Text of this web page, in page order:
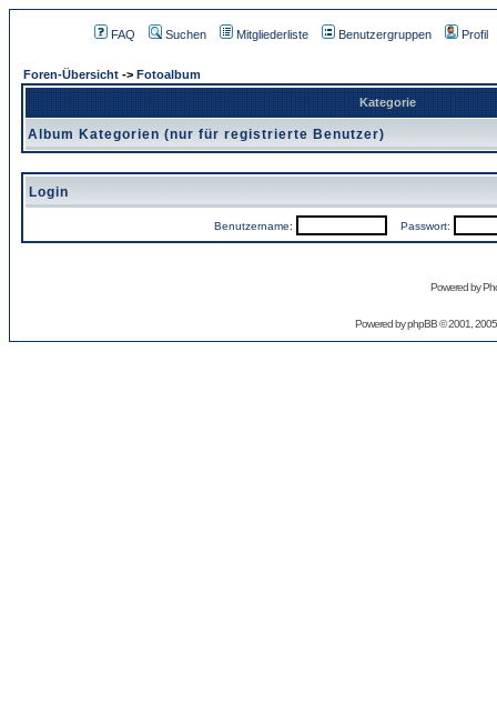
FAQ Suchen Mitgliederliste Benutzergruppen Profil
Foren-Übersicht -> Fotoalbum
Kategorie
Album Kategorien (nur für registrierte Benutzer)
Login
Benutzername: Passwort:
Powered by
Powered byphpBB© 2001,